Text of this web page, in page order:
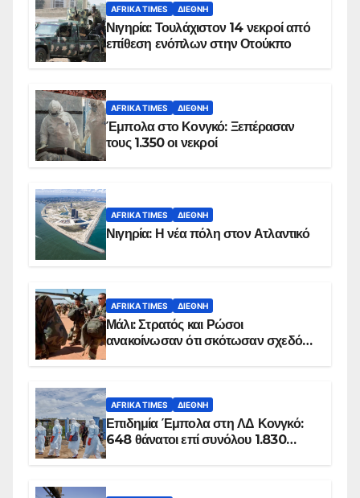
AFRIKA TIMES ΔΙΕΘΝΉ
Νιγηρία: Τουλάχιστον 14 νεκροί από
επίθεση ενόπλων στην Οτούκπο
AFRIKA TIMES ΔΙΕΘΝΉ
Έμπολα στο Κονγκό: Ξεπέρασαν
τους 1.350 οι νεκροί
AFRIKA TIMES ΔΙΕΘΝΉ
Νιγηρία: Η νέα πόλη στον Ατλαντικό
AFRIKA TIMES ΔΙΕΘΝΉ
Μάλι: Στρατός και Ρώσοι
ανακοίνωσαν ότι σκότωσαν σχεδόν
AFRIKA TIMES ΔΙΕΘΝΉ
Επιδημία Έμπολα στη ΛΔ Κονγκό:
648 θάνατοι επί συνόλου 1.830